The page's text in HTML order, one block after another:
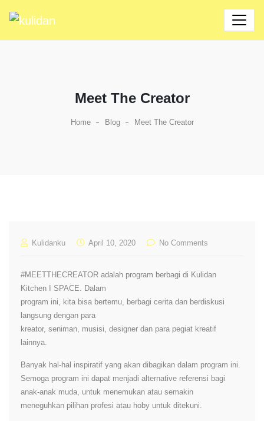
Meet The Creator
Home Blog Meet The Creator
Kulidanku April 10, 2020 No Comments
#MEETTHECREATOR adalah program berbagi di Kulidan
Kitchen I SPACE. Dalam
program ini, kita bisa bertemu, berbagi cerita dan berdiskusi
langsung dengan para
kreator, seniman, musisi, designer dan para pegiat kreatif
lainnya.
Banyak hal-hal inspiratif yang akan dibagikan dalam program ini.
Semoga program ini dapat menjadi alternative referensi bagi
anak-anak muda, untuk menemukan atau semakin
meneguhkan pilihan profesi atau hoby untuk ditekuni.